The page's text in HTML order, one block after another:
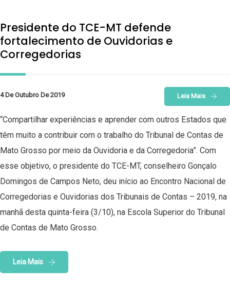
Presidente do TCE-MT defende
fortalecimento de Ouvidorias e
Corregedorias
4 De Outubro De 2019 Leia Mais
“Compartilhar experiências e aprender com outros Estados que
têm muito a contribuir com o trabalho do Tribunal de Contas de
Mato Grosso por meio da Ouvidoria e da Corregedoria”. Com
esse objetivo, o presidente do TCE-MT, conselheiro Gonçalo
Domingos de Campos Neto, deu início ao Encontro Nacional de
Corregedorias e Ouvidorias dos Tribunais de Contas – 2019, na
manhã desta quinta-feira (3/10), na Escola Superior do Tribunal
de Contas de Mato Grosso.
Leia Mais